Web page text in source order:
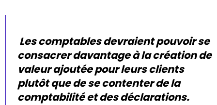
Les comptables devraient pouvoir se
consacrer davantage à la création de
valeur ajoutée pour leurs clients
plutôt que de se contenter de la
comptabilité et des déclarations.